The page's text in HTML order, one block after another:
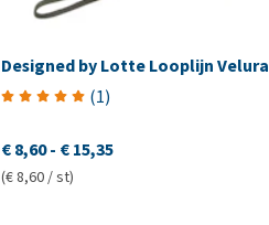
Designed by Lotte Looplijn Velura
(1)
€ 8,60- € 15,35
(€ 8,60 / st)